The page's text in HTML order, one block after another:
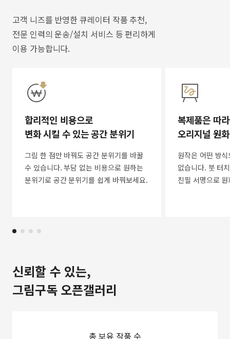
고객 니즈를 반영한 큐레이터 작품 추천,
전문 인력의 운송/설치 서비스 등 편리하게
이용 가능합니다.
합리적인 비용으로
변화 시킬 수 있는 공간 분위기
그림 한 점만 바꿔도 공간 분위기를 바꿀
수 있습니다. 부담 없는 비용으로 원하는
분위기로 공간 분위기를 쉽게 바꿔보세요.
복제품은 따
오리지널 원
원작은 어떤 방
없습니다. 붓 터
친필 서명으로
신뢰할 수 있는,
그림구독 오픈갤러리
총 보유 작품 수